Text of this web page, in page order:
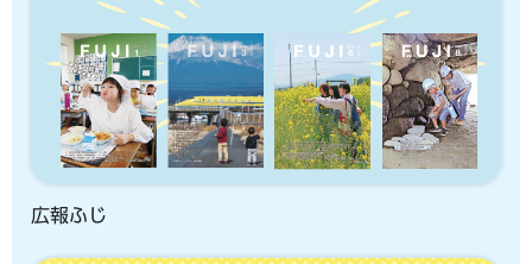
広報ふじ